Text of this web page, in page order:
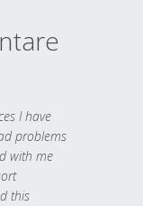
I have
problems
with me
this